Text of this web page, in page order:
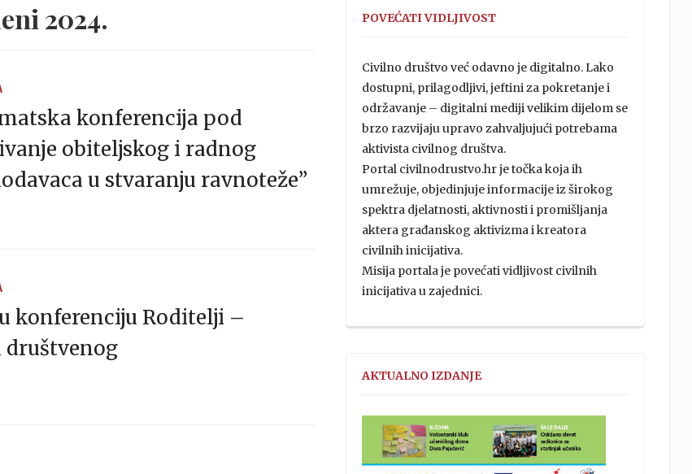
2024.
konferencija pod
obiteljskog i radnog
u stvaranju ravnoteže”
konferenciju Roditelji –
društvenog
POVEĆATI VIDLJIVOST
Civilno društvo već odavno je digitalno. Lako
dostupni, prilagodljivi, jeftini za pokretanje i
održavanje – digitalni mediji velikim dijelom se
brzo razvijaju upravo zahvaljujući potrebama
aktivista civilnog društva.
Portal civilnodrustvo.hr je točka koja ih
umrežuje, objedinjuje informacije iz širokog
spektra djelatnosti, aktivnosti i promišljanja
aktera građanskog aktivizma i kreatora
civilnih inicijativa.
Misija portala je povećati vidljivost civilnih
inicijativa u zajednici.
AKTUALNO IZDANJE